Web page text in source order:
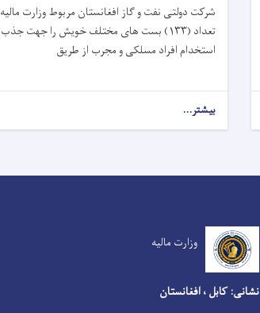
شرکت دولتی نفت و گاز افغانستان مربوط وزارت
تعداد (۱۳۳) بست های مختلف خویش را جهت
استخدام افراد مسلکی و مجرب از طریق
بیشتر...
وزارت مالیه
نشانی: کابل ، افغانستان